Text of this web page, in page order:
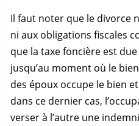
Il faut noter que le divorce
ni aux obligations fiscales
que la taxe foncière est
jusqu’au moment où le
des époux occupe le bien
dans ce dernier cas,
verser à l’autre une